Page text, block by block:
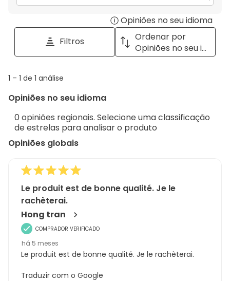
Opiniões no seu idioma
a
with
Filtros
Ordenar por
Opiniões no seu idioma
1
1
análise
1 – 1 de 1 análise
Opiniões no seu idioma
0 opiniões regionais. Selecione uma classificação
de estrelas para analisar o produto
Opiniões globais
Le produit est de bonne qualité. Je le
rachèterai.
Hong tran
COMPRADOR VERIFICADO
há 5 meses
Le produit est de bonne qualité. Je le rachèterai.
Traduzir com o Google